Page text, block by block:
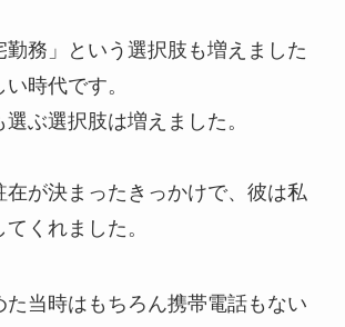
勤務」という選択肢も増えました
時代です。
ぶ選択肢は増えました。
在が決まったきっかけで、彼は私
くれました。
た当時はもちろん携帯電話もない